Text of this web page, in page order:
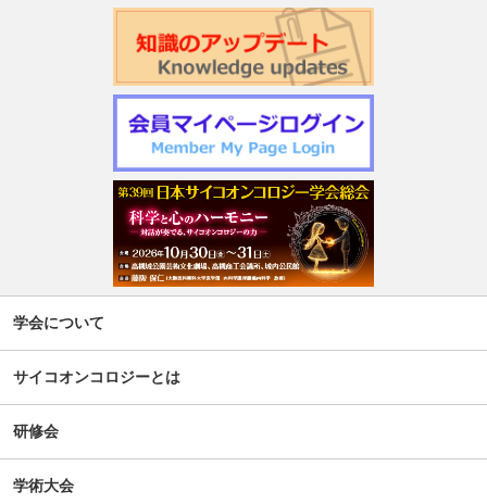
第22回日本仏教看護・ビハーラ学会開催のお知らせ
第1回サイコオンコロジー×漢方 Webセミナー2026のご案内
令和7年度 日本がん相談研究会 第2回研修会開催のお知ら
週刊現代(3月2日号)精神腫瘍科特集記事について
「第5回せん妄対応プログラム研修会」開催について
【新旧対照表訂正】「がん等の診療に携わる医師等に対す
のための公開シンポジウム-開催のお知らせ
学会について
サイコオンコロジーとは
研修会
学術大会